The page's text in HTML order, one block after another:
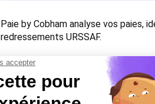
Paie by Cobham analyse vos
redressements URSSAF.